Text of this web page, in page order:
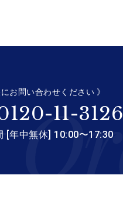
にお問い合わせください 》
11-3126
[年中無休] 10:00〜17:30